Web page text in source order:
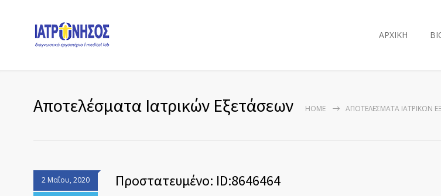
ΑΡΧΙΚΗ
Αποτελέσματα Ιατρικών Εξετάσεων HOME ΑΠΟΤΕΛΈΣΜΑΤΑ ΙΑΤΡΙΚΏΝ
2 Μαΐου, 2020 Πρoστατευμένο: ID:8646464